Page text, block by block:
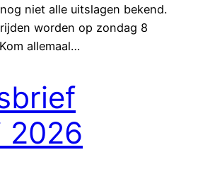
niet alle uitslagen bekend.
worden op zondag 8
allemaal…
2026